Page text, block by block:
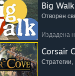
Big Walk
Отворен
Издадена
Corsair
Стратегии,